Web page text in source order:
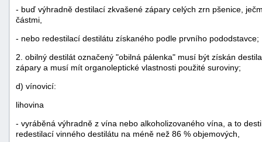
- buď výhradně destilací zkvašené zápary celých zrn pšenice,
částmi,
- nebo redestilací destilátu získaného podle prvního pododstavce;
2. obilný destilát označený "obilná pálenka" musí být získán
zápary a musí mít organoleptické vlastnosti použité suroviny;
d) vínovicí:
lihovina
- vyráběná výhradně z vína nebo alkoholizovaného vína, a to
redestilací vinného destilátu na méně než 86 % objemových,